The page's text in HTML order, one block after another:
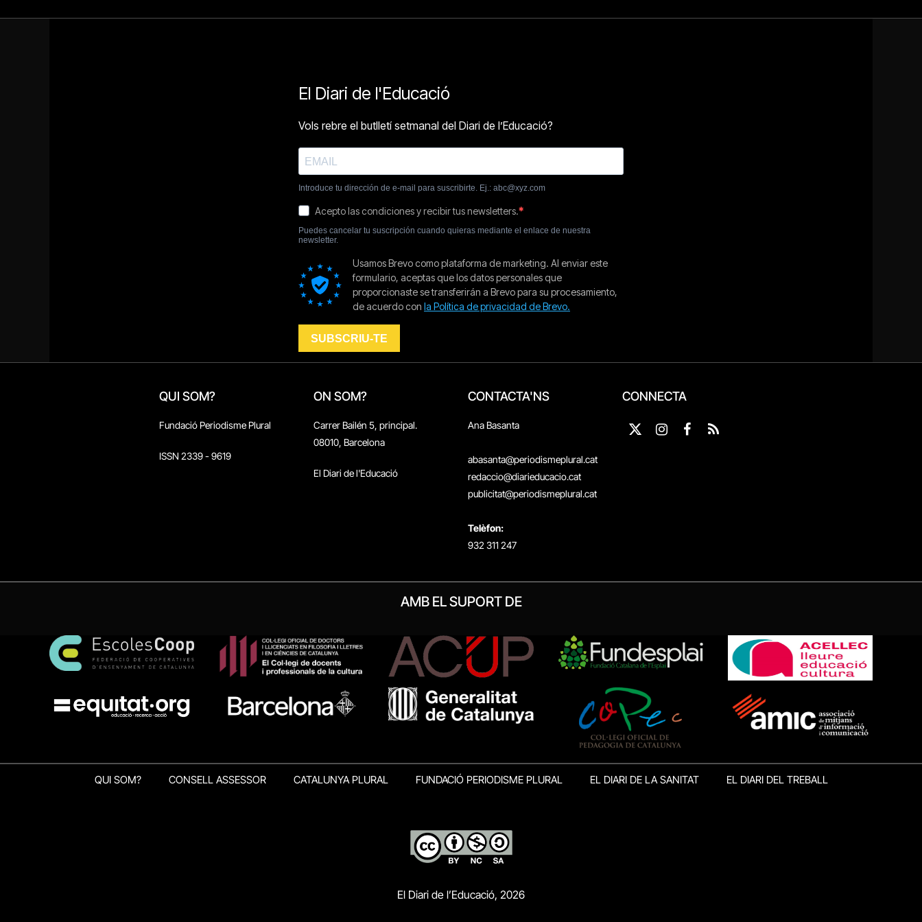
QUI SOM?
Fundació Periodisme Plural
ISSN 2339 - 9619
ON SOM?
Carrer Bailén 5, principal.
08010, Barcelona
El Diari de l'Educació
CONTACTA'NS
Ana Basanta
abasanta@periodismeplural.cat
redaccio@diarieducacio.cat
publicitat@periodismeplural.cat
Telèfon:
932 311 247
CONNECTA
X
Instagram
Facebook
RSS
AMB EL SUPORT DE
QUI SOM? CONSELL ASSESSOR CATALUNYA PLURAL FUNDACIÓ PERIODISME PLURAL EL DIARI DE LA SANITAT EL DIARI DEL TREBALL
El Diari de l’Educació, 2026